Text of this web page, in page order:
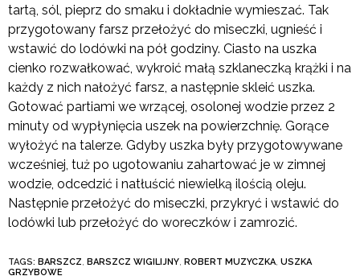
tartą, sól, pieprz do smaku i dokładnie wymieszać. Tak
przygotowany farsz przełożyć do miseczki, ugnieść i
wstawić do lodówki na pół godziny. Ciasto na uszka
cienko rozwałkować, wykroić małą szklaneczką krążki i na
każdy z nich nałożyć farsz, a następnie skleić uszka.
Gotować partiami we wrzącej, osolonej wodzie przez 2
minuty od wypłynięcia uszek na powierzchnię. Gorące
wyłożyć na talerze. Gdyby uszka były przygotowywane
wcześniej, tuż po ugotowaniu zahartować je w zimnej
wodzie, odcedzić i natłuścić niewielką ilością oleju.
Następnie przełożyć do miseczki, przykryć i wstawić do
lodówki lub przełożyć do woreczków i zamrozić.
TAGS: BARSZCZ, BARSZCZ WIGILIJNY, ROBERT MUZYCZKA, USZKA
GRZYBOWE